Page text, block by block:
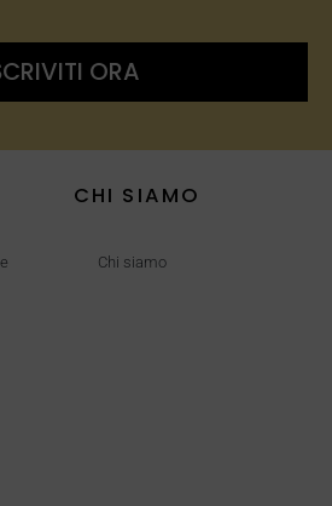
ORA
CHI SIAMO
Chi siamo